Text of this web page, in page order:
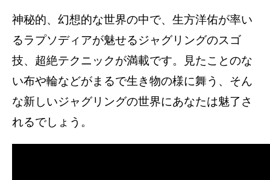
神秘的、幻想的な世界の中で、生方洋佑が率い
るラプソディアが魅せるジャグリングのスゴ
技、超絶テクニックが満載です。見たことのな
い布や輪などがまるで生き物の様に舞う、そん
な新しいジャグリングの世界にあなたは魅了さ
れるでしょう。